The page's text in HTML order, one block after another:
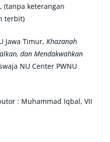
, (tanpa keterangan
terbit)
Jawa Timur, Khazanah
dan Mendakwahkan
NU Center PWNU
: Muhammad Iqbal, VII